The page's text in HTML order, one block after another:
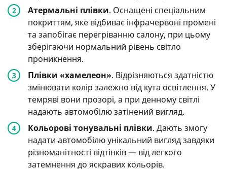
Атермальні плівки. Оснащені спеціальним
покриттям, яке відбиває інфрачервоні промені
та запобігає перегріванню салону, при цьому
зберігаючи нормальний рівень світло
проникнення.
Плівки «хамелеон». Відрізняються здатністю
змінювати колір залежно від кута освітлення. У
темряві вони прозорі, а при денному світлі
надають автомобілю затінений вигляд.
Кольорові тонувальні плівки. Дають змогу
надати автомобілю унікальний вигляд завдяки
різноманітності відтінків — від легкого
затемнення до яскравих кольорів.